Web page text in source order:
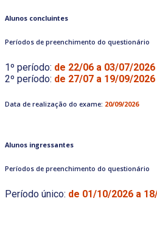
Alunos concluintes
Períodos de preenchimento do questionário
1º período: de 22/06 a 03/07/2026
2º período: de 27/07 a 19/09/2026
Data de realização do exame: 20/09/2026
Alunos ingressantes
Períodos de preenchimento do questionário
Período único: de 01/10/2026 a